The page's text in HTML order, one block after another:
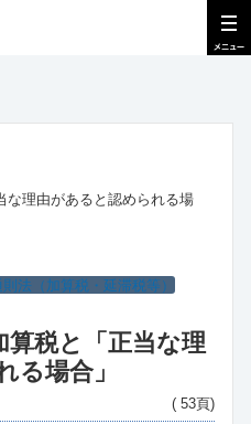
な理由があると認められる場
則法（加算税・延滞税等）
算税と「正当な理
る場合」
( 53頁)